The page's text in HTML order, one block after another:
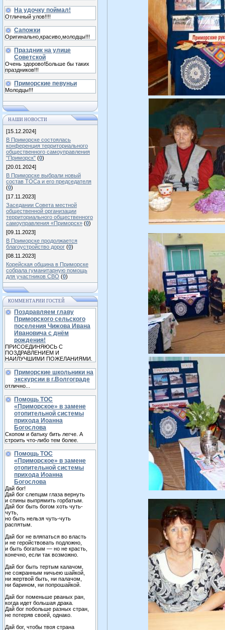
На удочку поймал!
Отличный улов!!!!
Сапожки
Оригинально,красиво,молодцы!!!
Праздник на улице
Советской
Очень здорово!Больше бы таких
праздников!!!
Приморские певуньи
Молодцы!!!
НАШИ НОВОСТИ
[15.12.2024]
В Приморске состоялась
конференция территориального
общественного самоуправления
"Приморск" (0)
[20.01.2024]
В Приморске выбрали новый
состав ТОСа и его председателя
(0)
[17.11.2023]
Заседании Совета местной
общественной организации
территориального общественного
самоуправления «Приморск» (0)
[09.11.2023]
В Приморске продолжается
благоустройство дорог (0)
[08.11.2023]
Корейская община в Приморске
собрала гуманитарную помощь
для участников СВО (0)
КОММЕНТАРИИ ГОСТЕЙ
Поздравляем главу
Приморского сельского
поселения Чижова Ивана
Ивановича с днём
рождения!
ПРИСОЕДИНЯЮСЬ С
ПОЗДРАВЛЕНИЕМ И
НАИЛУЧШИМИ ПОЖЕЛАНИЯМИ.
Приморские школьники на
экскурсии в г.Волгограде
отлично...
Помощь ТОС
«Приморское» в замене
отопительной системы
прихода Иоанна
Богослова
Скопом и батьку бить легче. А
строить что-либо тем более.
Помощь ТОС
«Приморское» в замене
отопительной системы
прихода Иоанна
Богослова
Дай бог!
Дай бог слепцам глаза вернуть
и спины выпрямить горбатым.
Дай бог быть богом хоть чуть-
чуть,
но быть нельзя чуть-чуть
распятым.
Дай бог не вляпаться во власть
и не геройствовать подложно,
и быть богатым — но не красть,
конечно, если так возможно.
Дай бог быть тертым калачом,
не сожранным ничьею шайкой,
ни жертвой быть, ни палачом,
ни барином, ни попрошайкой.
Дай бог поменьше рваных ран,
когда идет большая драка.
Дай бог побольше разных стран,
не потеряв своей, однако.
Дай бог, чтобы твоя страна